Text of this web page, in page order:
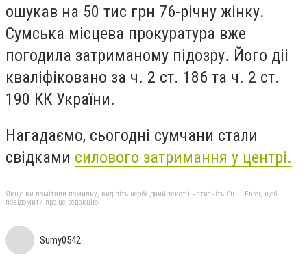
ошукав на 50 тис грн 76-річну жінку.
Сумська місцева прокуратура вже
погодила затриманому підозру. Його діі
кваліфіковано за ч. 2 ст. 186 та ч. 2 ст.
190 КК України.
Нагадаємо, сьогодні сумчани стали
свідками силового затримання у центрі.
Якщо ви помітили помилку, виділіть необхідний текст і натисніть Ctrl + Enter, щоб
повідомити про це редакцію
Sumy0542